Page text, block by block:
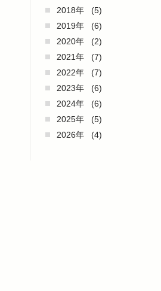
2018年
(5)
2019年
(6)
2020年
(2)
2021年
(7)
2022年
(7)
2023年
(6)
2024年
(6)
2025年
(5)
2026年
(4)